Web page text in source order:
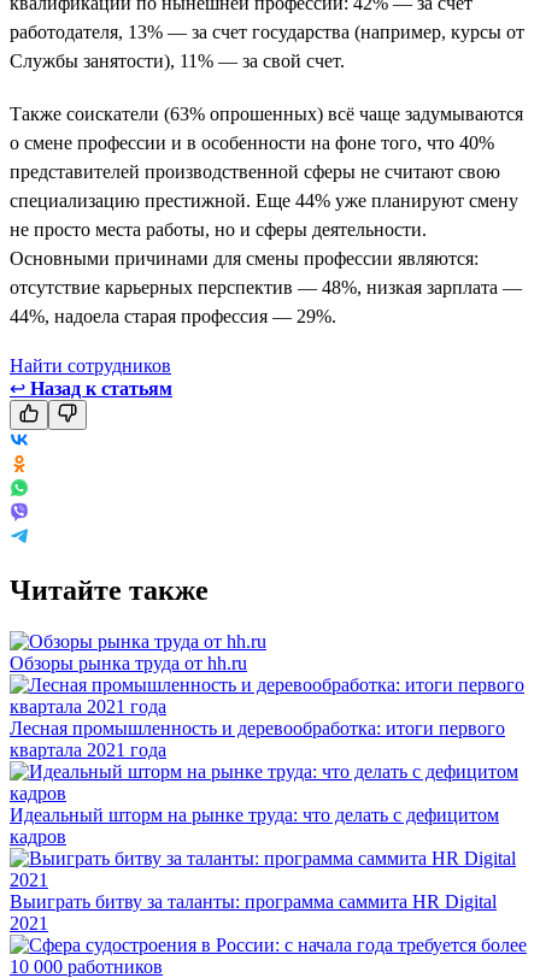
работодателя, 13% — за счет государства (например, курсы от
Службы занятости), 11% — за свой счет.
Также соискатели (63% опрошенных) всё чаще задумываются
о смене профессии и в особенности на фоне того, что 40%
представителей производственной сферы не считают свою
специализацию престижной. Еще 44% уже планируют смену
не просто места работы, но и сферы деятельности.
Основными причинами для смены профессии являются:
отсутствие карьерных перспектив — 48%, низкая зарплата —
44%, надоела старая профессия — 29%.
Найти сотрудников
↩ Назад к статьям
Читайте также
Обзоры рынка труда от hh.ru
Лесная промышленность и деревообработка: итоги первого
квартала 2021 года
Идеальный шторм на рынке труда: что делать с дефицитом
кадров
Выиграть битву за таланты: программа саммита HR Digital
2021